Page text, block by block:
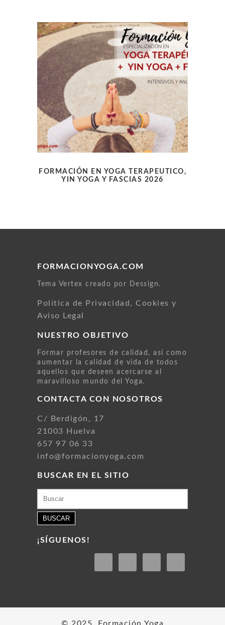
FORMACIÓN EN YOGA TERAPEUTICO,
YIN YOGA Y FASCIAS 2026
FORMACIONYOGA.COM
Tema Vertex creado por Dessign.
Política de Privacidad, Cookies y
Aviso Legal
NUESTRO OBJETIVO
Formar profesores de calidad, así como
aumentar la calidad de vida de todos
aquellos que deseen acercarse al
maravilloso mundo del Yoga.
CONTACTA CON NOSOTROS
C/ Berdigón, 17
21003 Huelva
657 97 06 33
info@formacionyoga.com
BUSCAR EN EL SITIO
¡SÍGUENOS!